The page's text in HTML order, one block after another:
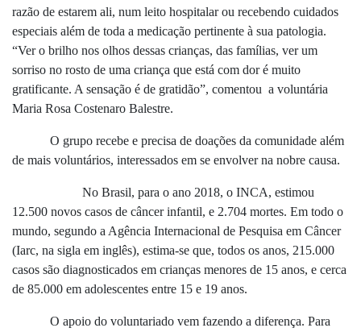
razão de estarem ali, num leito hospitalar ou recebendo cuidados
especiais além de toda a medicação pertinente à sua patologia.
“Ver o brilho nos olhos dessas crianças, das famílias, ver um
sorriso no rosto de uma criança que está com dor é muito
gratificante. A sensação é de gratidão”, comentou a voluntária
Maria Rosa Costenaro Balestre.
O grupo recebe e precisa de doações da comunidade além
de mais voluntários, interessados em se envolver na nobre causa.
No Brasil, para o ano 2018, o INCA, estimou
12.500 novos casos de câncer infantil, e 2.704 mortes. Em todo o
mundo, segundo a Agência Internacional de Pesquisa em Câncer
(Iarc, na sigla em inglês), estima-se que, todos os anos, 215.000
casos são diagnosticados em crianças menores de 15 anos, e cerca
de 85.000 em adolescentes entre 15 e 19 anos.
O apoio do voluntariado vem fazendo a diferença. Para